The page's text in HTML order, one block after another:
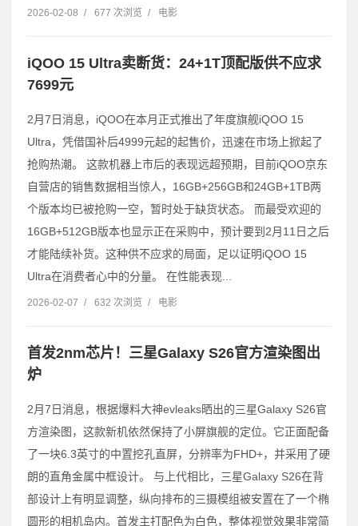
2026-02-08 / 677 次浏览 / 电影
iQOO 15 Ultra卖断货：24+1T顶配版供不应求
7699元
2月7日消息，iQOO在本月正式推出了年度旗舰iQOO 15
Ultra，凭借国补后4999元起的起售价，迅速在市场上掀起了
抢购热潮。 这款机器上市后的表现远超预期，目前iQOO京东
自营店的销售数据相当惊人，16GB+256GB和24GB+1TB两
个版本均已被抢购一空，暂时处于缺货状态。 而最受欢迎的
16GB+512GB版本也显示正在采购中，预计要到2月11日之后
才能陆续补货。这种供不应求的局面，足以证明iQOO 15
Ultra在消费者心中的分量。 在性能表现...
2026-02-07 / 632 次浏览 / 电影
首发2nm芯片！三星Galaxy S26官方渲染图出
炉
2月7日消息，根据爆料大神evleaks晒出的三星Galaxy S26官
方渲染图，这款新机依然保持了小屏旗舰的定位。它正面配备
了一块6.3英寸的中置挖孔直屏，分辨率为FHD+，并采用了硬
朗的直角金属中框设计。 与上代相比，三星Galaxy S26在背
部设计上有明显调整，纵向排布的三摄模组被安置在了一个椭
圆形的相机岛内。首发主打配色为白色，整体视觉效果非常简